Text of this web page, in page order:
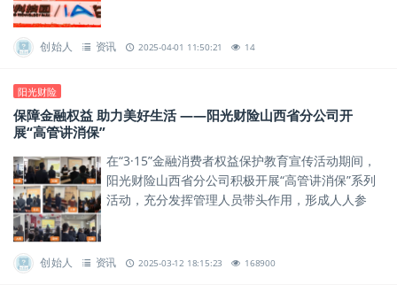
创始人 资讯 2025-04-01 11:50:21 14
阳光财险
保障金融权益 助力美好生活 ——阳光财险山西省分公司开
展“高管讲消保”
在“3·15”金融消费者权益保护教育宣传活动期间，
阳光财险山西省分公司积极开展“高管讲消保”系列
活动，充分发挥管理人员带头作用，形成人人参
创始人 资讯 2025-03-12 18:15:23 168900